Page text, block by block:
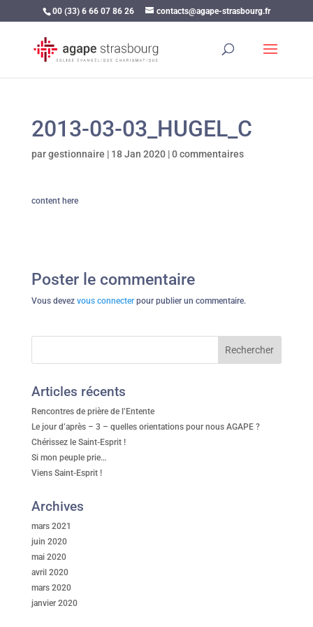
00 (33) 6 66 07 86 26 contacts@agape-strasbourg.fr
2013-03-03_HUGEL_C
pargestionnaire | 18 Jan 2020|0 commentaires
content here
Poster le commentaire
Vous devez vous connecterpour publier un commentaire.
Articles récents
Rencontres de prière de l’Entente
Le jour d’après – 3 – quelles orientations pour nous AGAPE ?
Chérissez le Saint-Esprit !
Si mon peuple prie…
Viens Saint-Esprit !
Archives
mars 2021
juin 2020
mai 2020
avril 2020
mars 2020
janvier 2020